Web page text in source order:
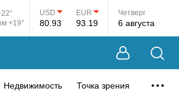
+19°
USD
80.93
EUR
93.19
Четверг
6 августа
Недвижимость Точка зрения